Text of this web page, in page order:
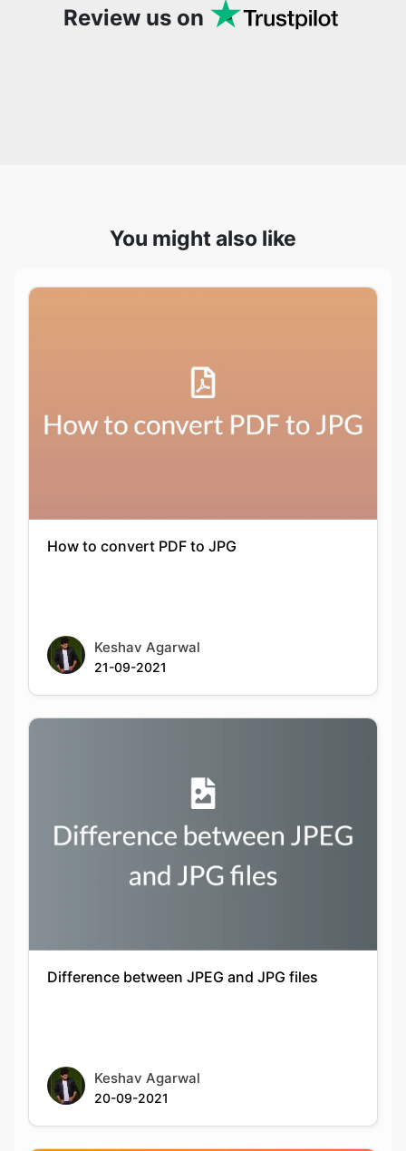
Review us on
You might also like
How to convert PDF to JPG
Keshav Agarwal
21-09-2021
Difference between JPEG and JPG files
Keshav Agarwal
20-09-2021